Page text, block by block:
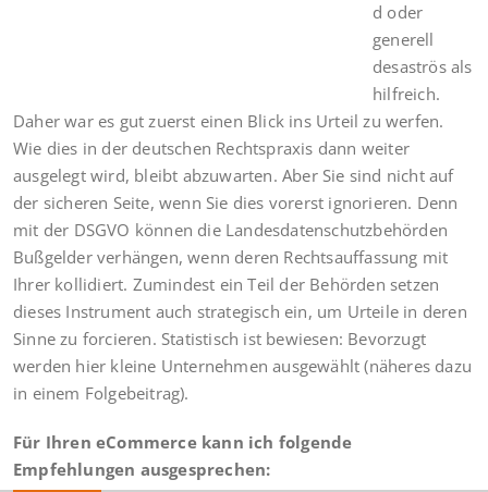
d oder
generell
desaströs als
hilfreich.
Daher war es gut zuerst einen Blick ins Urteil zu werfen.
Wie dies in der deutschen Rechtspraxis dann weiter
ausgelegt wird, bleibt abzuwarten. Aber Sie sind nicht auf
der sicheren Seite, wenn Sie dies vorerst ignorieren. Denn
mit der DSGVO können die Landesdatenschutzbehörden
Bußgelder verhängen, wenn deren Rechtsauffassung mit
Ihrer kollidiert. Zumindest ein Teil der Behörden setzen
dieses Instrument auch strategisch ein, um Urteile in deren
Sinne zu forcieren. Statistisch ist bewiesen: Bevorzugt
werden hier kleine Unternehmen ausgewählt (näheres dazu
in einem Folgebeitrag).
Für Ihren eCommerce kann ich folgende
Empfehlungen ausgesprechen: